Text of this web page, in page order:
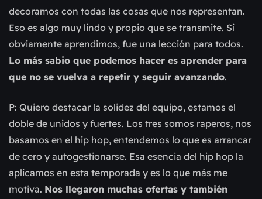
decoramos con todas las cosas que nos representan.
Eso es algo muy lindo y propio que se transmite. Sí
obviamente aprendimos, fue una lección para todos.
Lo más sabio que podemos hacer es aprender para
que no se vuelva a repetir y seguir avanzando.
P: Quiero destacar la solidez del equipo, estamos el
doble de unidos y fuertes. Los tres somos raperos, nos
basamos en el hip hop, entendemos lo que es arrancar
de cero y autogestionarse. Esa esencia del hip hop la
aplicamos en esta temporada y es lo que más me
motiva. Nos llegaron muchas ofertas y también